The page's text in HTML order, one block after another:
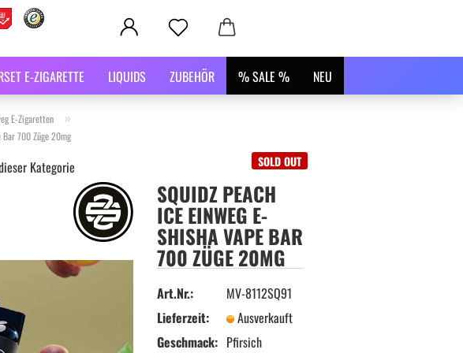
E-ZIGARETTE LIQUIDS ZUBEHÖR % SALE % NEU
E-Zigaretten »
Bar 700 Züge 20mg
Kategorie SOLD OUT
SQUIDZ PEACH
ICE EINWEG E-
SHISHA VAPE BAR
700 ZÜGE 20MG
Art.Nr.:
MV-8112SQ91
Lieferzeit:
Ausverkauft
Geschmack: Pfirsich